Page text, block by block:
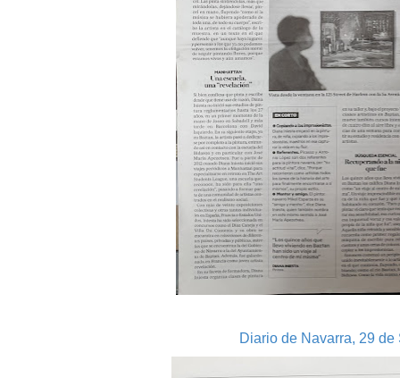
Diario de Navarra, 29 de